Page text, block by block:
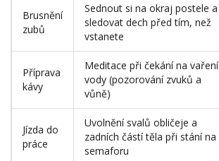
Brusnění
zubů
Sednout si na okraj postele a
sledovat dech před tím, než
vstanete
Příprava
kávy
Meditace při čekání na vaření
vody (pozorování zvuků a
vůně)
Jízda do
práce
Uvolnění svalů obličeje a
zadních částí těla při stání na
semaforu